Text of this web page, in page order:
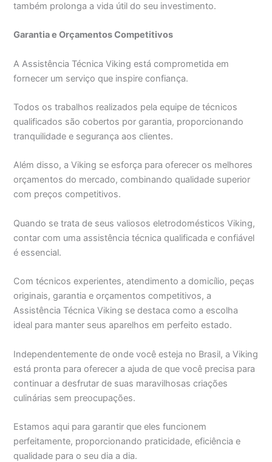
também prolonga a vida útil do seu investimento.
Garantia e Orçamentos Competitivos
A Assistência Técnica Viking está comprometida em
fornecer um serviço que inspire confiança.
Todos os trabalhos realizados pela equipe de técnicos
qualificados são cobertos por garantia, proporcionando
tranquilidade e segurança aos clientes.
Além disso, a Viking se esforça para oferecer os melhores
orçamentos do mercado, combinando qualidade superior
com preços competitivos.
Quando se trata de seus valiosos eletrodomésticos Viking,
contar com uma assistência técnica qualificada e confiável
é essencial.
Com técnicos experientes, atendimento a domicílio, peças
originais, garantia e orçamentos competitivos, a
Assistência Técnica Viking se destaca como a escolha
ideal para manter seus aparelhos em perfeito estado.
Independentemente de onde você esteja no Brasil, a Viking
está pronta para oferecer a ajuda de que você precisa para
continuar a desfrutar de suas maravilhosas criações
culinárias sem preocupações.
Estamos aqui para garantir que eles funcionem
perfeitamente, proporcionando praticidade, eficiência e
qualidade para o seu dia a dia.